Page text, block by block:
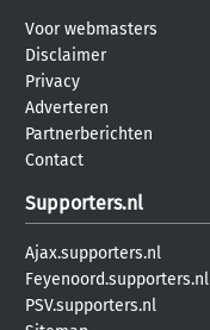
Voor webmasters
Disclaimer
Privacy
Adverteren
Partnerberichten
Contact
Supporters.nl
Ajax.supporters.nl
Feyenoord.supporters.nl
PSV.supporters.nl